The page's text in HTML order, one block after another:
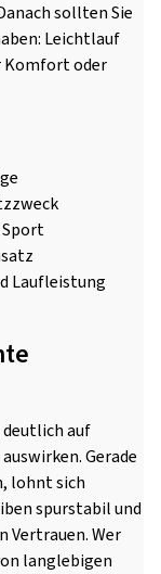
sollten Sie
Leichtlauf
Komfort oder
Sport
Laufleistung
deutlich auf
Gerade
lohnt sich
spurstabil und
Vertrauen. Wer
langlebigen